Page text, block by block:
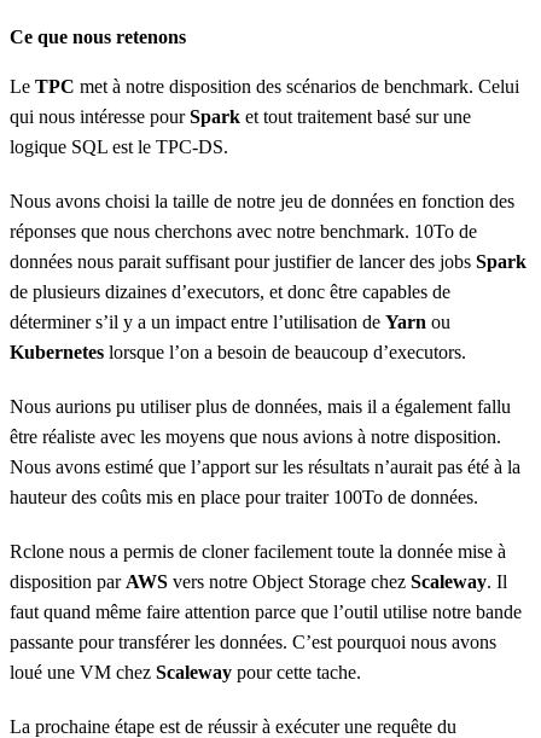
Ce que nous retenons
Le TPC met à notre disposition des scénarios de benchmark. Celui
qui nous intéresse pourSpark et tout traitement basé sur une
logique SQL est le TPC-DS.
Nous avons choisi la taille de notre jeu de données en fonction des
réponses que nous cherchons avec notre benchmark. 10To de
données nous parait suffisant pour justifier de lancer des jobs Spark
de plusieurs dizaines d’executors, et donc être capables de
déterminer s’il y a un impact entre l’utilisation de Yarn ou
Kubernetes lorsque l’on a besoin de beaucoup d’executors.
Nous aurions pu utiliser plus de données, mais il a également fallu
être réaliste avec les moyens que nous avions à notre disposition.
Nous avons estimé que l’apport sur les résultats n’aurait pas été à la
hauteur des coûts mis en place pour traiter 100To de données.
Rclone nous a permis de cloner facilement toute la donnée mise à
disposition par AWS vers notre Object Storage chez Scaleway. Il
faut quand même faire attention parce que l’outil utilise notre bande
passante pour transférer les données. C’est pourquoi nous avons
loué une VM chez Scaleway pour cette tache.
La prochaine étape est de réussir à exécuter une requête du